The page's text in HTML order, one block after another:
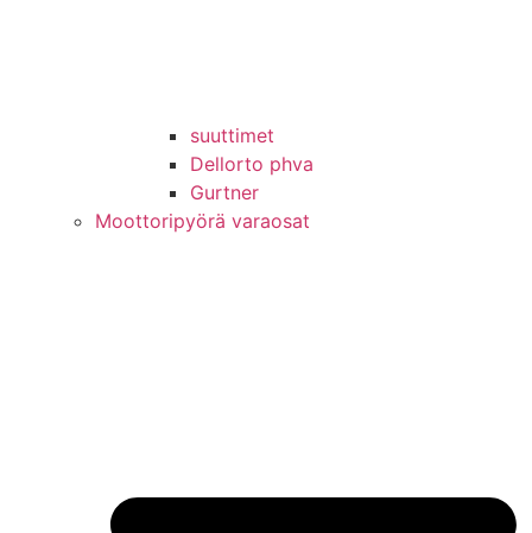
suuttimet
Dellorto phva
Gurtner
Moottoripyörä varaosat